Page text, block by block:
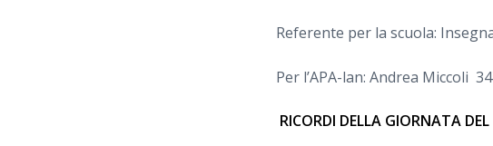
Referente per la scuola:
Per l’APA-lan: Andrea Miccoli
RICORDI DELLA GIORNATA DEL